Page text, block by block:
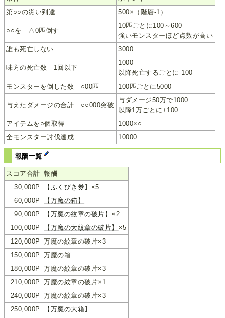
第○○の災い到達
500×（階層-1）
○○を △0匹倒す
10匹ごとに100～600
強いモンスターほど点数が高い
誰も死亡しない
3000
味方の死亡数 1回以下
1000
以降死亡するごとに-100
モンスターを倒した数 ○00匹
100匹ごとに5000
与えたダメージの合計 ○○000突破
与ダメージ50万で1000
以降1万ごとに+100
アイテムを○個取得
1000×○
全モンスター討伐達成
10000
報酬一覧
スコア合計 報酬
30,000P
【ふくびき券】 ×5
60,000P
【万魔の箱】
90,000P
【万魔の紋章の破片】 ×2
100,000P
【万魔の大紋章の破片】 ×5
120,000P 万魔の紋章の破片×3
150,000P 万魔の箱
180,000P 万魔の紋章の破片×3
210,000P 万魔の紋章の破片×1
240,000P 万魔の紋章の破片×3
250,000P
【万魔の大箱】